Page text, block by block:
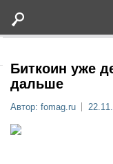
Статьи
Биткоин уже
дальше
Автор: fomag.ru